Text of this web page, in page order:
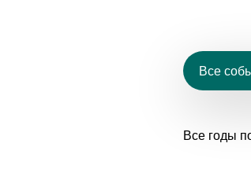
Все
Все годы